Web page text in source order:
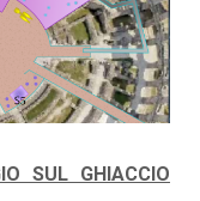
SUL GHIACCIO